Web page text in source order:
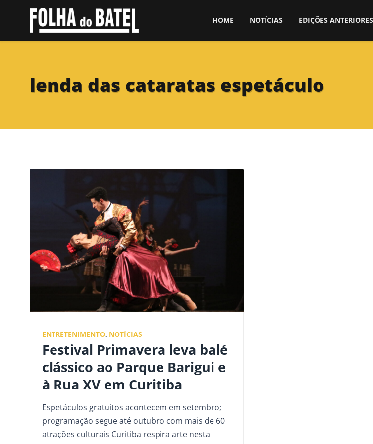
HOME NOTÍCIAS EDIÇÕES ANTERIORES
lenda das cataratas espetáculo
ENTRETENIMENTO, NOTÍCIAS
Festival Primavera leva balé
clássico ao Parque Barigui e
à Rua XV em Curitiba
Espetáculos gratuitos acontecem em setembro;
programação segue até outubro com mais de 60
atrações culturais Curitiba respira arte nesta